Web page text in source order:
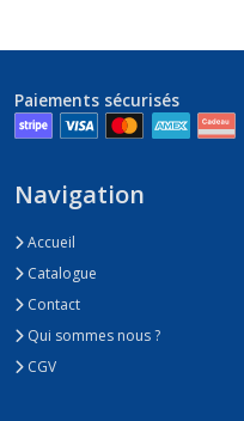
Paiements sécurisés
Navigation
Accueil
Catalogue
Contact
Qui sommes nous ?
CGV